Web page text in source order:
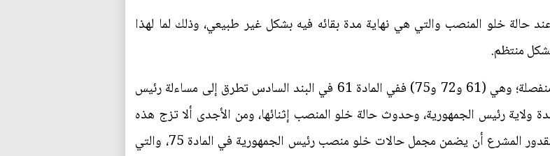
حالة خلو المنصب والتي هي نهاية مدة بقائه فيه بشكل غير طبيعي، وذلك لما لهذا
منتظم.
وتناول الدستور العراقي هذه الحالات في ثلاث مواد منفصلة؛ وهي (61 و72 و75) ففي المادة 61 في البند السادس تطرق إلى مساءلة رئيس
من منصبه، وفي المادة 72 تناول مدة ولاية رئيس الجمهورية، وحدوث حالة خلو المنصب إثنائها، ومن الأجدى ألا تزج هذه
المادة بالتطرق إلى إحدى حالات تنظيم الخلو، وكان بمقدور المشرع أن يضمن مجمل حالات خلو منصب رئيس الجمهورية في المادة 75، والتي